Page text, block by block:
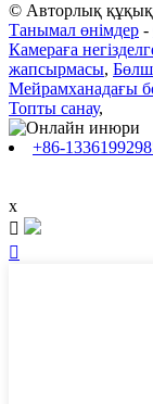
© Авторлық құқық
Танымал өнімдер -
Камераға
жапсырмасы,
Мейрамханадағы
Топты санау,
+86-
x

